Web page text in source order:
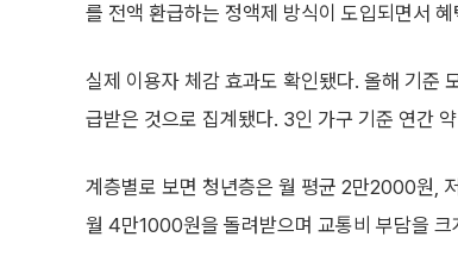
를 전액 환급하는 정액제 방식이 도입되면서
실제 이용자 체감 효과도 확인됐다. 올해 기
급받은 것으로 집계됐다. 3인 가구 기준 연간
계층별로 보면 청년층은 월 평균 2만2000원,
월 4만1000원을 돌려받으며 교통비 부담을 크